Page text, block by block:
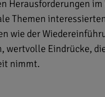
Herausforderungen im
Themen
wie der
Eindrücke,
nimmt.